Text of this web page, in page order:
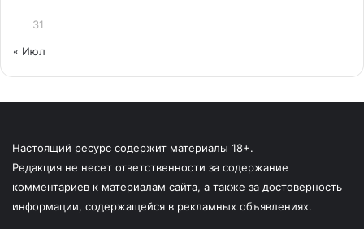
31
« Июл
Настоящий ресурс содержит материалы 18+.
Редакция не несет ответственности за содержание
комментариев к материалам сайта, а также за достоверность
информации, содержащейся в рекламных объявлениях.